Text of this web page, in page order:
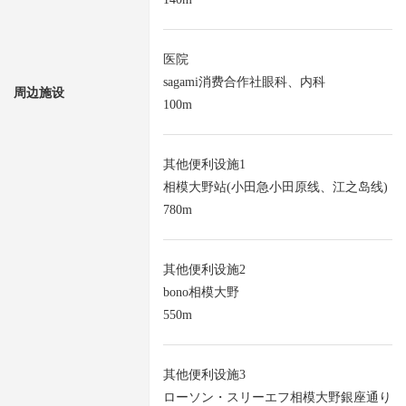
周边施设
医院
sagami消费合作社眼科、内科
100m
其他便利设施1
相模大野站(小田急小田原线、江之岛线)
780m
其他便利设施2
bono相模大野
550m
其他便利设施3
ローソン・スリーエフ相模大野銀座通り